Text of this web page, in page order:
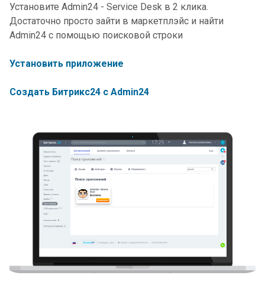
Установите Admin24 - Service Desk в 2 клика.
Достаточно просто зайти в маркетплэйс и найти
Admin24 с помощью поисковой строки
Установить приложение
Создать Битрикс24 с Admin24